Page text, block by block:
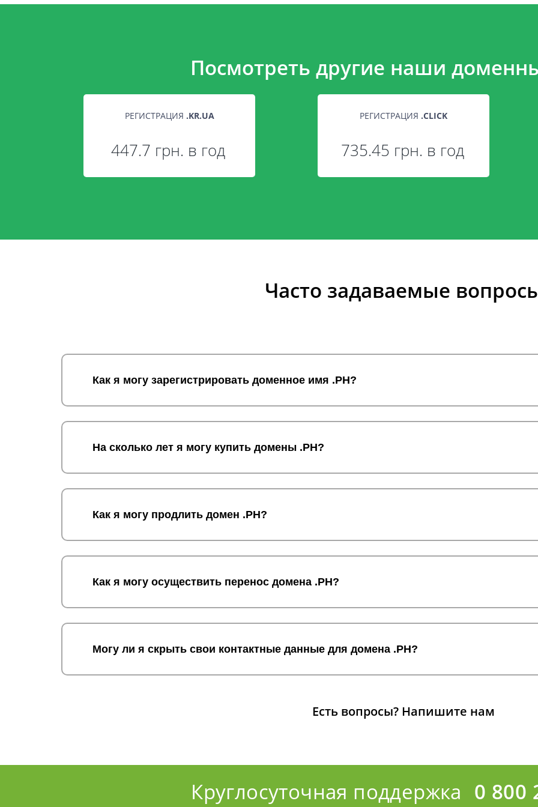
Посмотреть другие наши
РЕГИСТРАЦИЯ .KR.UA
447.7 грн. в год
РЕГИСТРАЦИЯ .CLICK
735.45 грн. в год
Часто задаваемые
Как я могу зарегистрировать доменное имя .PH?
На сколько лет я могу купить домены .PH?
Как я могу продлить домен .PH?
Как я могу осуществить перенос домена .PH?
Могу ли я скрыть свои контактные данные для домена .PH?
Есть вопросы? Напишите нам
Круглосуточная поддержка 0 800